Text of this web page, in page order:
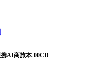
AI商旅本 00CD